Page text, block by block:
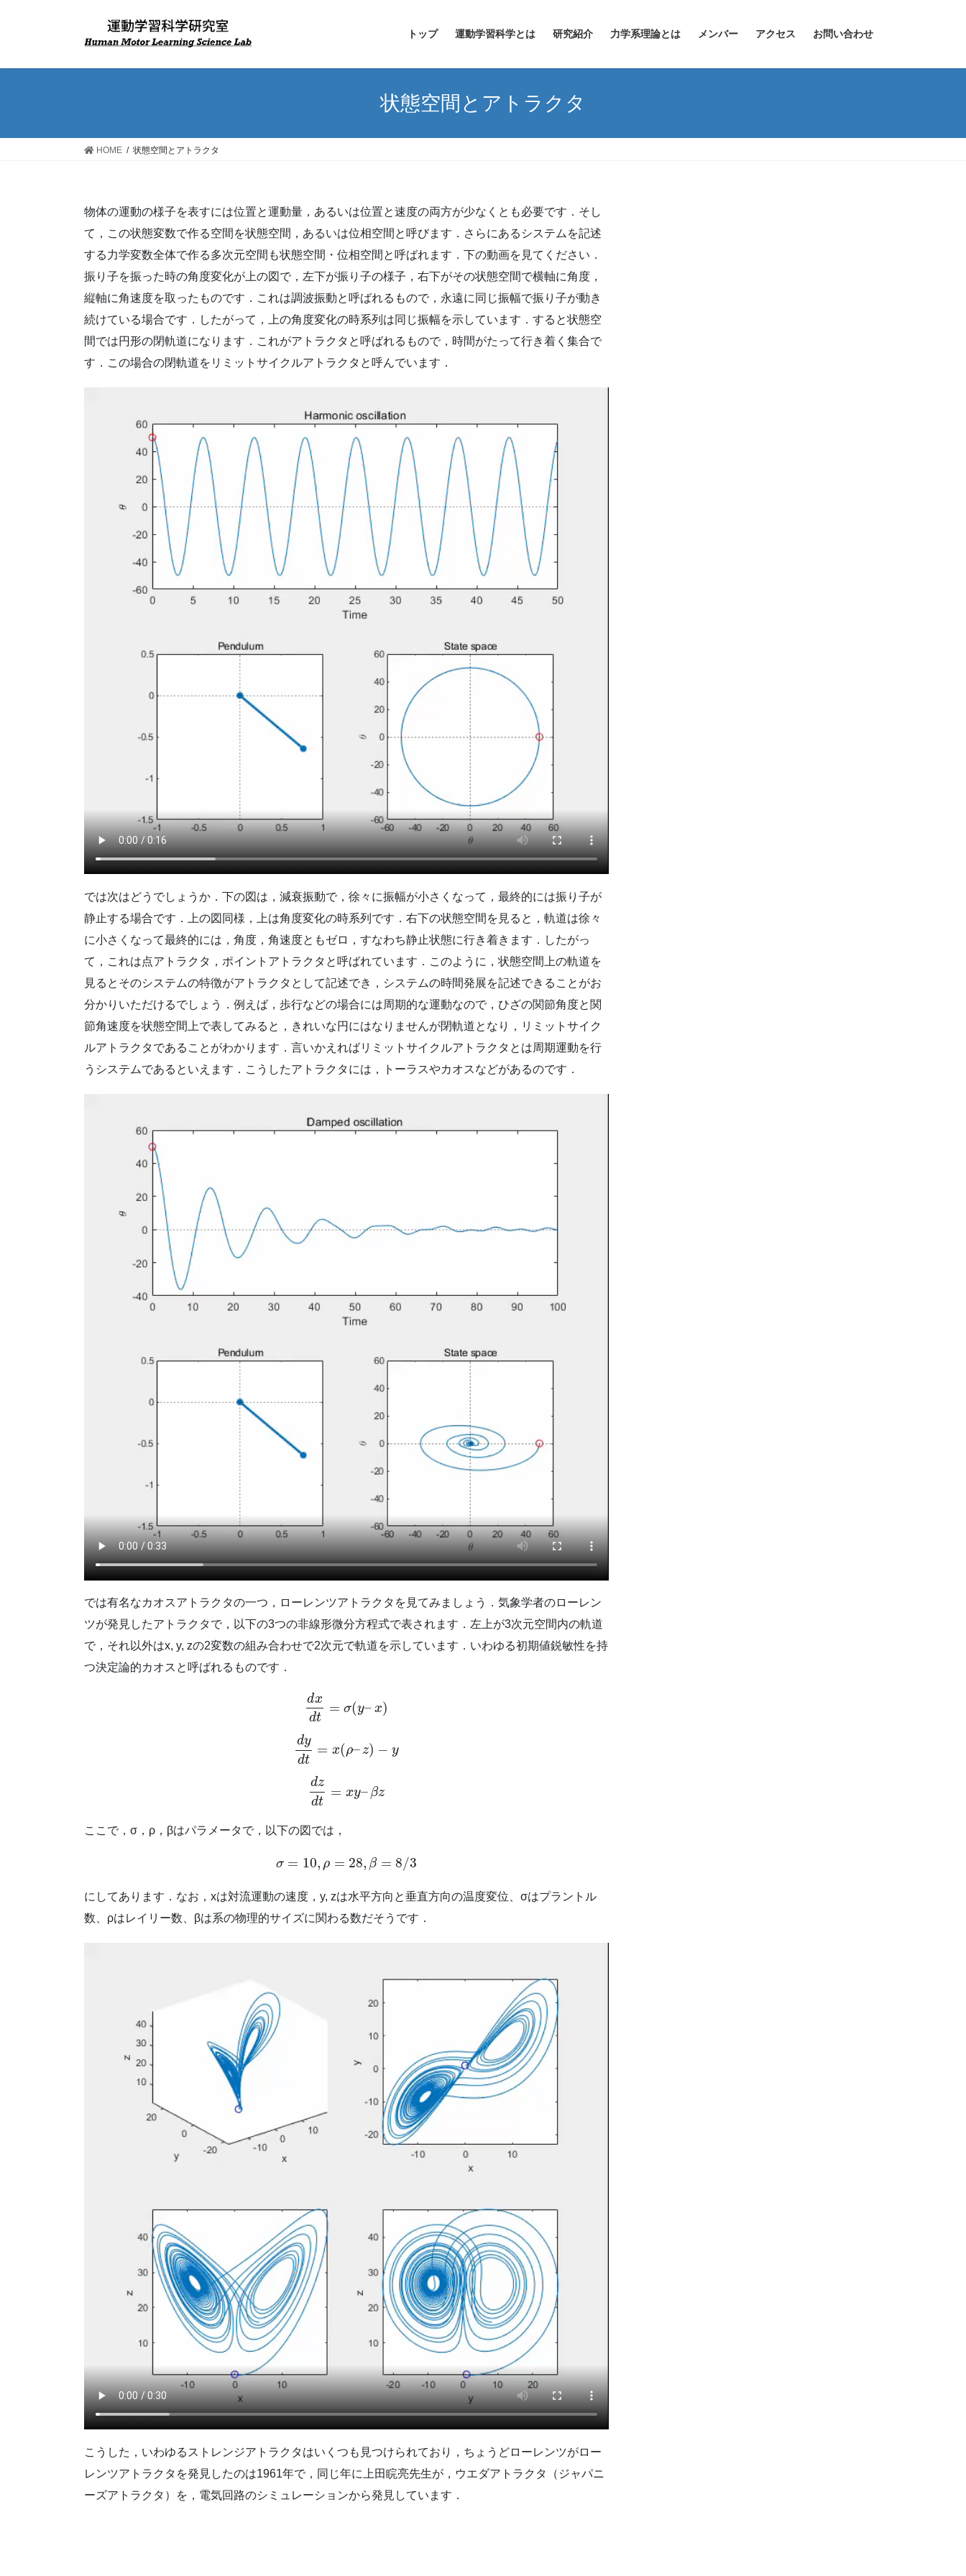
トップ 運動学習科学とは 研究紹介 力学系理論とは メンバー アクセス お問い合わせ
状態空間とアトラクタ
HOME 状態空間とアトラクタ
物体の運動の様子を表すには位置と運動量，あるいは位置と速度の両方が少なくとも必要です．そし
て，この状態変数で作る空間を状態空間，あるいは位相空間と呼びます．さらにあるシステムを記述
する力学変数全体で作る多次元空間も状態空間・位相空間と呼ばれます．下の動画を見てください．
振り子を振った時の角度変化が上の図で，左下が振り子の様子，右下がその状態空間で横軸に角度，
縦軸に角速度を取ったものです．これは調波振動と呼ばれるもので，永遠に同じ振幅で振り子が動き
続けている場合です．したがって，上の角度変化の時系列は同じ振幅を示しています．すると状態空
間では円形の閉軌道になります．これがアトラクタと呼ばれるもので，時間がたって行き着く集合で
す．この場合の閉軌道をリミットサイクルアトラクタと呼んでいます．
では次はどうでしょうか．下の図は，減衰振動で，徐々に振幅が小さくなって，最終的には振り子が
静止する場合です．上の図同様，上は角度変化の時系列です．右下の状態空間を見ると，軌道は徐々
に小さくなって最終的には，角度，角速度ともゼロ，すなわち静止状態に行き着きます．したがっ
て，これは点アトラクタ，ポイントアトラクタと呼ばれています．このように，状態空間上の軌道を
見るとそのシステムの特徴がアトラクタとして記述でき，システムの時間発展を記述できることがお
分かりいただけるでしょう．例えば，歩行などの場合には周期的な運動なので，ひざの関節角度と関
節角速度を状態空間上で表してみると，きれいな円にはなりませんが閉軌道となり，リミットサイク
ルアトラクタであることがわかります．言いかえればリミットサイクルアトラクタとは周期運動を行
うシステムであるといえます．こうしたアトラクタには，トーラスやカオスなどがあるのです．
では有名なカオスアトラクタの一つ，ローレンツアトラクタを見てみましょう．気象学者のローレン
ツが発見したアトラクタで，以下の3つの非線形微分方程式で表されます．左上が3次元空間内の軌道
で，それ以外はx, y, zの2変数の組み合わせで2次元で軌道を示しています．いわゆる初期値鋭敏性を持
つ決定論的カオスと呼ばれるものです．
dx
dt
= σ(y– x)
dy
dt
= x(ρ–z) − y
dz
dt
= xy– βz
ここで，σ，ρ，βはパラメータで，以下の図では，
σ = 10, ρ = 28, β = 8/3
にしてあります．なお，xは対流運動の速度，y, zは水平方向と垂直方向の温度変位、σはプラントル
数、ρはレイリー数、βは系の物理的サイズに関わる数だそうです．
こうした，いわゆるストレンジアトラクタはいくつも見つけられており，ちょうどローレンツがロー
レンツアトラクタを発見したのは1961年で，同じ年に上田睆亮先生が，ウエダアトラクタ（ジャパニ
ーズアトラクタ）を，電気回路のシミュレーションから発見しています．